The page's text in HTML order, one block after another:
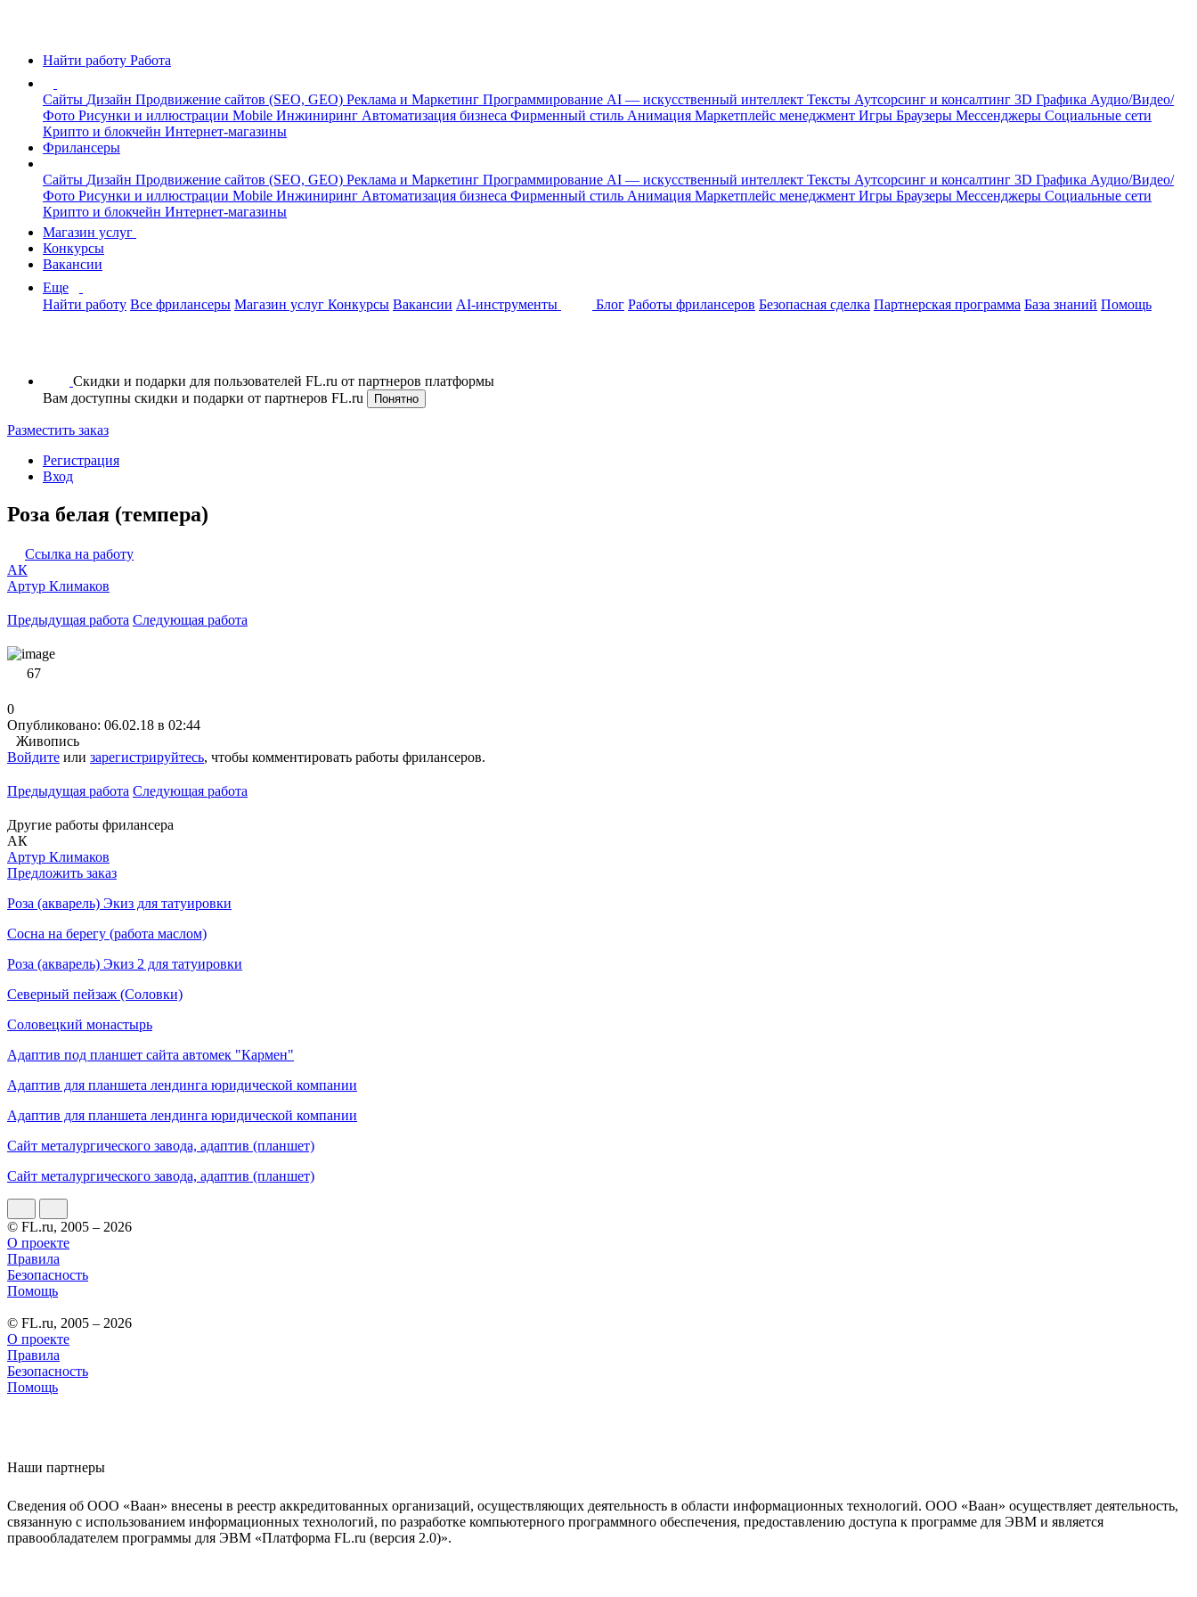
Найти работу Работа
Сайты Дизайн Продвижение сайтов (SEO, GEO) Реклама и Маркетинг Программирование AI — искусственный интеллект Тексты Аутсорсинг и консалтинг 3D Графика Аудио/Видео/
Фото Рисунки и иллюстрации Mobile Инжиниринг Автоматизация бизнеса Фирменный стиль Анимация Маркетплейс менеджмент Игры Браузеры Мессенджеры Социальные сети
Крипто и блокчейн Интернет-магазины
Фрилансеры
Сайты Дизайн Продвижение сайтов (SEO, GEO) Реклама и Маркетинг Программирование AI — искусственный интеллект Тексты Аутсорсинг и консалтинг 3D Графика Аудио/Видео/
Фото Рисунки и иллюстрации Mobile Инжиниринг Автоматизация бизнеса Фирменный стиль Анимация Маркетплейс менеджмент Игры Браузеры Мессенджеры Социальные сети
Крипто и блокчейн Интернет-магазины
Магазин услуг
Конкурсы
Вакансии
Еще
Найти работу Все фрилансеры Магазин услуг Конкурсы Вакансии AI-инструменты Блог Работы фрилансеров Безопасная сделка Партнерская программа База знаний Помощь
Скидки и подарки для пользователей FL.ru от партнеров платформы
Вам доступны скидки и подарки от партнеров FL.ru
Понятно
Разместить заказ
Регистрация
Вход
Роза белая (темпера)
Ссылка на работу
АК
Артур Климаков
Предыдущая работа Следующая работа
67
0
Опубликовано: 06.02.18 в 02:44
Живопись
Войдите или зарегистрируйтесь, чтобы комментировать работы фрилансеров.
Предыдущая работа Следующая работа
Другие работы фрилансера
АК
Артур Климаков
Предложить заказ
Роза (акварель) Экиз для татуировки
Сосна на берегу (работа маслом)
Роза (акварель) Экиз 2 для татуировки
Северный пейзаж (Соловки)
Соловецкий монастырь
Адаптив под планшет сайта автомек "Кармен"
Адаптив для планшета лендинга юридической компании
Адаптив для планшета лендинга юридической компании
Сайт металургического завода, адаптив (планшет)
Сайт металургического завода, адаптив (планшет)
© FL.ru, 2005 – 2026
О проекте
Правила
Безопасность
Помощь
© FL.ru, 2005 – 2026
О проекте
Правила
Безопасность
Помощь
Наши партнеры
Сведения об ООО «Ваан» внесены в реестр аккредитованных организаций, осуществляющих деятельность в области информационных технологий. ООО «Ваан» осуществляет деятельность,
связанную с использованием информационных технологий, по разработке компьютерного программного обеспечения, предоставлению доступа к программе для ЭВМ и является
правообладателем программы для ЭВМ «Платформа FL.ru (версия 2.0)».